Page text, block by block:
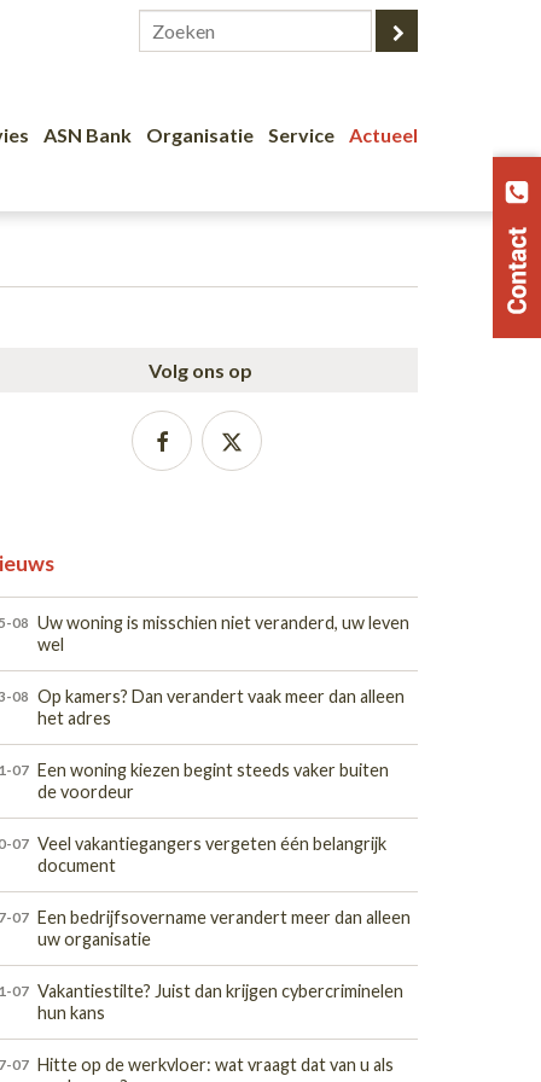
ASN Bank Organisatie Service Actueel
Volg ons op
08
Uw woning is misschien niet veranderd, uw leven
wel
08
Op kamers? Dan verandert vaak meer dan alleen
het adres
07 Een woning kiezen begint steeds vaker buiten
de voordeur
07 Veel vakantiegangers vergeten één belangrijk
document
07 Een bedrijfsovername verandert meer dan alleen
uw organisatie
07 Vakantiestilte? Juist dan krijgen cybercriminelen
hun kans
07 Hitte op de werkvloer: wat vraagt dat van u als